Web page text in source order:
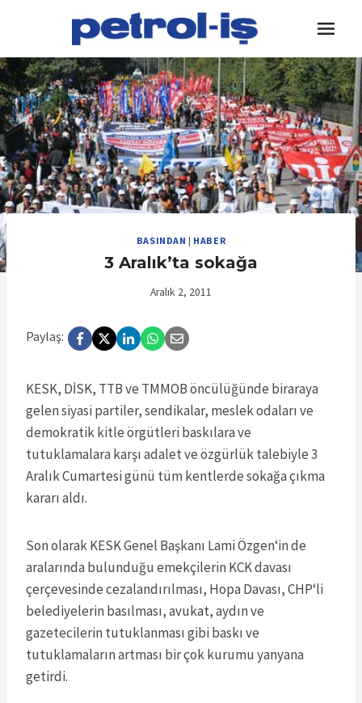
content
BASINDAN | HABER
3 Aralık’ta sokağa
Aralık 2, 2011
Paylaş:
KESK, DİSK, TTB ve TMMOB öncülüğünde biraraya
gelen siyasi partiler, sendikalar, meslek odaları ve
demokratik kitle örgütleri baskılara ve
tutuklamalara karşı adalet ve özgürlük talebiyle 3
Aralık Cumartesi günü tüm kentlerde sokağa çıkma
kararı aldı.
Son olarak KESK Genel Başkanı Lami Özgen‘in de
aralarında bulunduğu emekçilerin KCK davası
çerçevesinde cezalandırılması, Hopa Davası, CHP‘li
belediyelerin basılması, avukat, aydın ve
gazetecilerin tutuklanması gibi baskı ve
tutuklamaların artması bir çok kurumu yanyana
getirdi.